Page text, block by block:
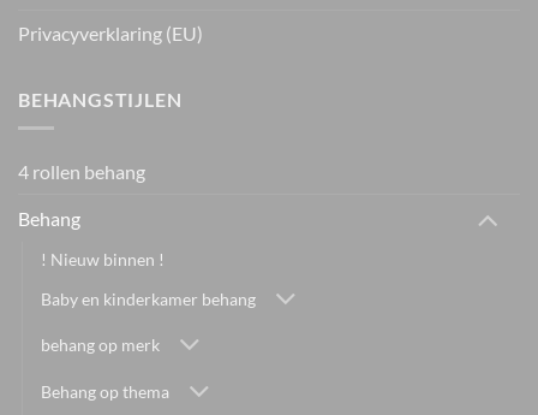
Privacyverklaring (EU)
BEHANGSTIJLEN
4 rollen behang
Behang
! Nieuw binnen !
Baby en kinderkamer behang
behang op merk
Behang op thema